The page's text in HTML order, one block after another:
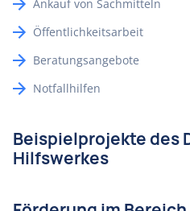
Ankauf von Sachmitteln
Öffentlichkeitsarbeit
Beratungsangebote
Notfallhilfen
Beispielprojekte des
Hilfswerkes